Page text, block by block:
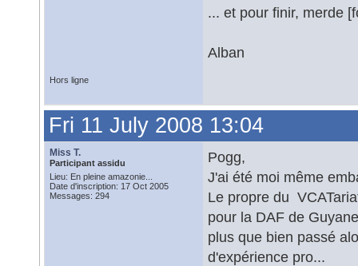
... et pour finir, merde
Alban
Hors ligne
Fri 11 July 2008 13:04
Miss T.
Participant assidu
Lieu: En pleine amazonie...
Date d'inscription: 17 Oct 2005
Messages: 294
Pogg,
J'ai été moi même
Le propre du
pour la DAF de
plus que bien passé
d'expérience pro...